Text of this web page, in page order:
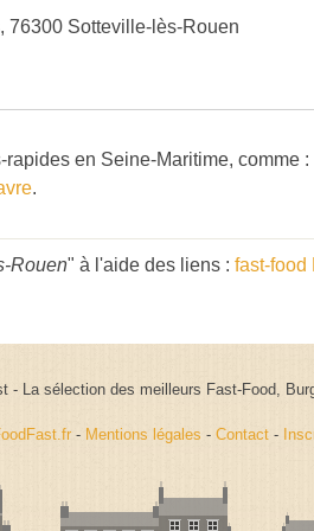
76300 Sotteville-lès-Rouen
en Seine-Maritime, comme :
.
Rouen" à l'aide des liens : fast-food
- La sélection des meilleurs Fast-Food,
- Mentions légales - Contact-